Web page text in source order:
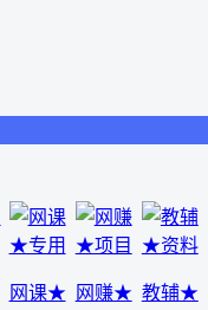
网课★
网赚★ 教辅★